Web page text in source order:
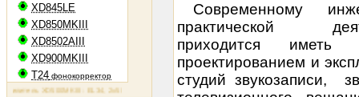
XD845LE
XD850MKIII
XD8502AIII
XD900MKIII
T24 фонокорректор
XD500MKIII: EL34, 2х50 ВтЛамповый усилитель XD800MKIII: KT88, 2х65 Вт
Современному
практической
приходится
проектированием и
студий звукозаписи,